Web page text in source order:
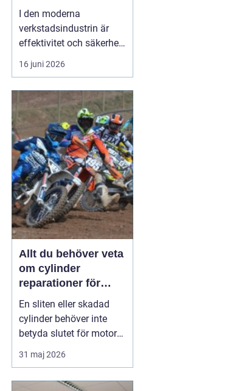
I den moderna
verkstadsindustrin är
effektivitet och säkerhet
grundpelare som inte får
komprometteras. För
tunga verktyg och
maskiner är det
avgörande att ha rätt
hjälpmedel fö...
16 juni 2026
Allt du behöver veta
om cylinder
reparationer för
motorcyklar och
snöskotrar
En sliten eller skadad
cylinder behöver inte
betyda slutet för motorn.
Med rätt kunskap,
noggrann felsökning och
31 maj 2026